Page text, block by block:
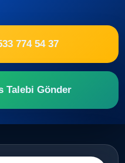
774 54 37
Talebi Gönder